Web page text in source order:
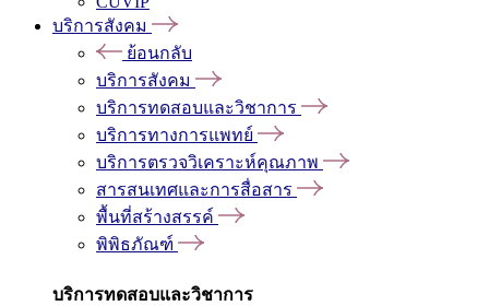
บริการสังคม
ย้อนกลับ
บริการสังคม
บริการทดสอบและวิชาการ
บริการทางการแพทย์
บริการตรวจวิเคราะห์คุณภาพ
สารสนเทศและการสื่อสาร
พื้นที่สร้างสรรค์
พิพิธภัณฑ์
บริการทดสอบและวิชาการ